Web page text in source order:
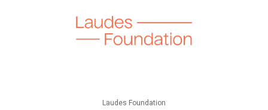
Laudes Foundation